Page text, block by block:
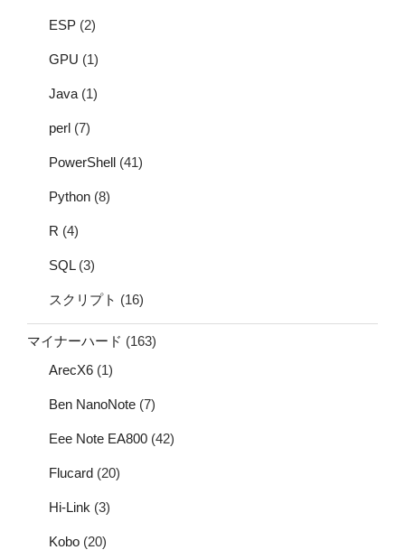
ESP (2)
GPU (1)
Java (1)
perl (7)
PowerShell (41)
Python (8)
R (4)
SQL(3)
スクリプト (16)
マイナーハード (163)
ArecX6 (1)
Ben NanoNote (7)
Eee Note EA800 (42)
Flucard (20)
Hi-Link (3)
Kobo (20)